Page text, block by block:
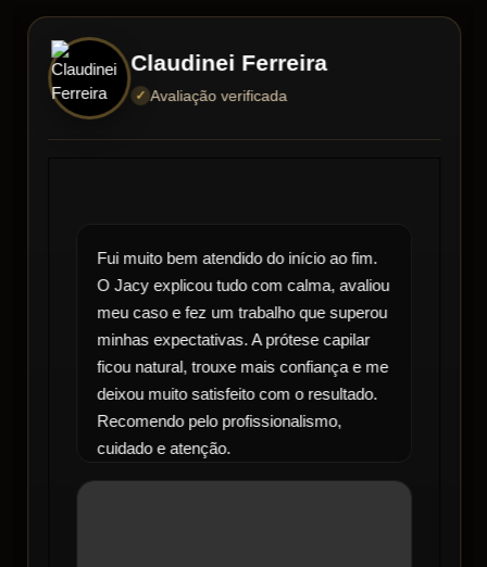
Claudinei Ferreira
Avaliação verificada
Fui muito bem atendido do início ao fim.
O Jacy explicou tudo com calma, avaliou
meu caso e fez um trabalho que superou
minhas expectativas. A prótese capilar
ficou natural, trouxe mais confiança e me
deixou muito satisfeito com o resultado.
Recomendo pelo profissionalismo,
cuidado e atenção.